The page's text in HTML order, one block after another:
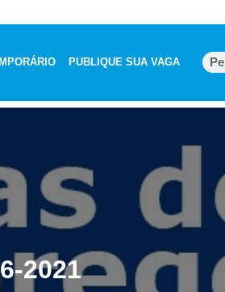
PUBLIQUE SUA VAGA
2021